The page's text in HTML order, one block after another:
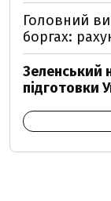
Головний
боргах:
Зеленський
підготовки